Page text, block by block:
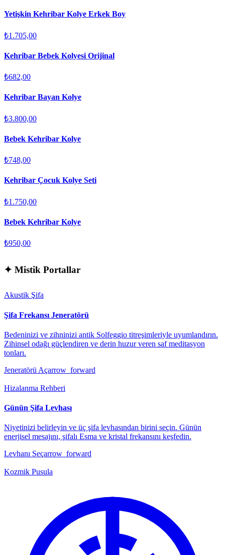
Yetişkin Kehribar Kolye Erkek Boy
₺1.705,00
Kehribar Bebek Kolyesi Orijinal
₺682,00
Kehribar Bayan Kolye
₺3.800,00
Bebek Kehribar Kolye
₺748,00
Kehribar Çocuk Kolye Seti
₺1.750,00
Bebek Kehribar Kolye
₺950,00
✦ Mistik Portallar
Akustik Şifa
Şifa Frekansı Jeneratörü
Bedeninizi ve zihninizi antik Solfeggio titreşimleriyle uyumlandırın.
Zihinsel odağı güçlendiren ve derin huzur veren saf meditasyon
tonları.
Jeneratörü Açarrow_forward
Hizalanma Rehberi
Günün Şifa Levhası
Niyetinizi belirleyin ve üç şifa levhasından birini seçin. Günün
enerjisel mesajını, şifalı Esma ve kristal frekansını keşfedin.
Levhanı Seçarrow_forward
Kozmik Pusula